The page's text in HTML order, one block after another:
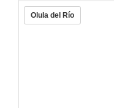
Olula del Río